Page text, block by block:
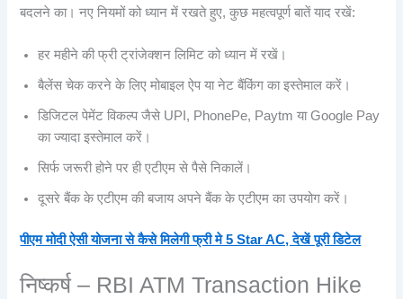
बदलने का। नए नियमों को ध्यान में रखते हुए, कुछ महत्वपूर्ण बातें याद रखें:
हर महीने की फ्री ट्रांजेक्शन लिमिट को ध्यान में रखें।
बैलेंस चेक करने के लिए मोबाइल ऐप या नेट बैंकिंग का इस्तेमाल करें।
डिजिटल पेमेंट विकल्प जैसे UPI, PhonePe, Paytm या Google Pay
का ज्यादा इस्तेमाल करें।
सिर्फ जरूरी होने पर ही एटीएम से पैसे निकालें।
दूसरे बैंक के एटीएम की बजाय अपने बैंक के एटीएम का उपयोग करें।
पीएम मोदी ऐसी योजना से कैसे मिलेगी फ्री मे 5 Star AC, देखें पूरी डिटेल
निष्कर्ष – RBI ATM Transaction Hike